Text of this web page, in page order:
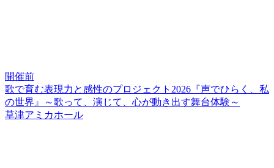
開催前
歌で育む表現力と感性のプロジェクト2026『声でひらく、私
の世界』～歌って、演じて、心が動き出す舞台体験～
草津アミカホール